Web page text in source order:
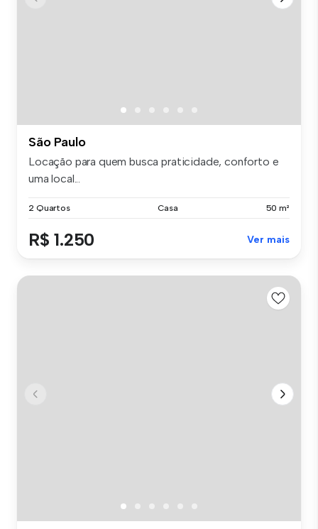
São Paulo
Locação para quem busca praticidade, conforto e
uma local...
2 Quartos Casa 50 m²
R$ 1.250 Ver mais